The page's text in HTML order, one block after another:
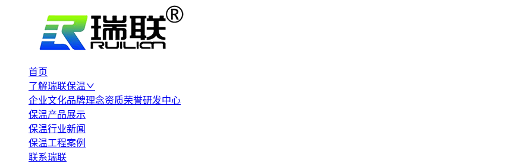
首页
了解瑞联保温
企业文化品牌理念资质荣誉研发中心
保温产品展示
保温行业新闻
保温工程案例
联系瑞联